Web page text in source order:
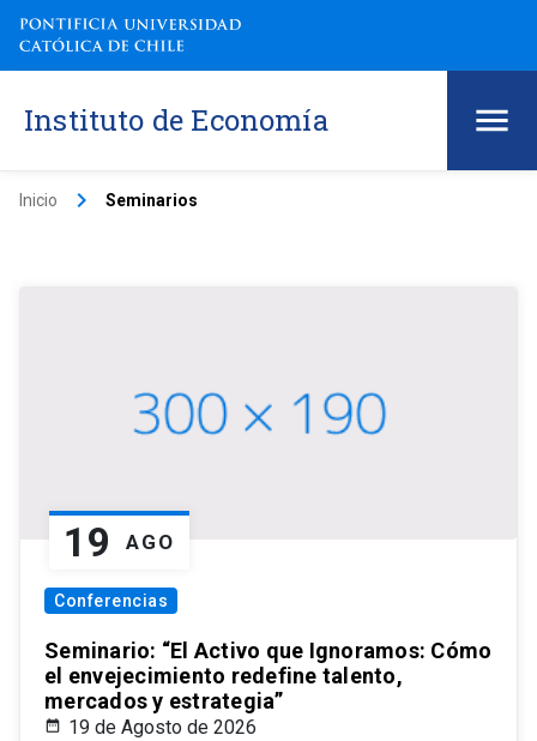
Instituto de Economía
Inicio keyboard_arrow_right Seminarios
19 AGO
Conferencias
Seminario: “El Activo que Ignoramos: Cómo
el envejecimiento redefine talento,
mercados y estrategia”
19 de Agosto de 2026